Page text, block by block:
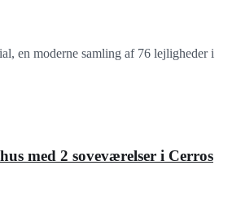
en moderne samling af 76 lejligheder i
med 2 soveværelser i Cerros